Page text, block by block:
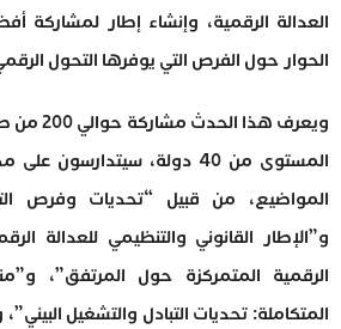
العدالة الرقمية، وإنشاء إطار لمشاركة
الحوار حول الفرص التي يوفرها التحول
ويعرف
المستوى من 40 دولة،
المواضيع، من قبيل “تحديات وفرص
و”الإطار القانوني والتنظيمي للعدالة
الرقمية المتمركزة حول المرتفق”،
المتكاملة: تحديات التبادل والتشغيل البيني”،